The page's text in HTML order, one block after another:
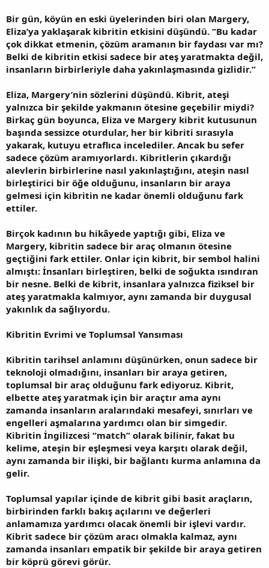
Bir gün, köyün en eski üyelerinden biri olan Margery,
Eliza’ya yaklaşarak kibritin etkisini düşündü. “Bu kadar
çok dikkat etmenin, çözüm aramanın bir faydası var mı?
Belki de kibritin etkisi sadece bir ateş yaratmakta değil,
insanların birbirleriyle daha yakınlaşmasında gizlidir.”
Eliza, Margery’nin sözlerini düşündü. Kibrit, ateşi
yalnızca bir şekilde yakmanın ötesine geçebilir miydi?
Birkaç gün boyunca, Eliza ve Margery kibrit kutusunun
başında sessizce oturdular, her bir kibriti sırasıyla
yakarak, kutuyu etraflıca incelediler. Ancak bu sefer
sadece çözüm aramıyorlardı. Kibritlerin çıkardığı
alevlerin birbirlerine nasıl yakınlaştığını, ateşin nasıl
birleştirici bir öğe olduğunu, insanların bir araya
gelmesi için kibritin ne kadar önemli olduğunu fark
ettiler.
Birçok kadının bu hikâyede yaptığı gibi, Eliza ve
Margery, kibritin sadece bir araç olmanın ötesine
geçtiğini fark ettiler. Onlar için kibrit, bir sembol halini
almıştı: İnsanları birleştiren, belki de soğukta ısındıran
bir nesne. Belki de kibrit, insanlara yalnızca fiziksel bir
ateş yaratmakla kalmıyor, aynı zamanda bir duygusal
yakınlık da sağlıyordu.
Kibritin Evrimi ve Toplumsal Yansıması
Kibritin tarihsel anlamını düşünürken, onun sadece bir
teknoloji olmadığını, insanları bir araya getiren,
toplumsal bir araç olduğunu fark ediyoruz. Kibrit,
elbette ateş yaratmak için bir araçtır ama aynı
zamanda insanların aralarındaki mesafeyi, sınırları ve
engelleri aşmalarına yardımcı olan bir simgedir.
Kibritin İngilizcesi “match” olarak bilinir, fakat bu
kelime, ateşin bir eşleşmesi veya karşıtı olarak değil,
aynı zamanda bir ilişki, bir bağlantı kurma anlamına da
gelir.
Toplumsal yapılar içinde de kibrit gibi basit araçların,
birbirinden farklı bakış açılarını ve değerleri
anlamamıza yardımcı olacak önemli bir işlevi vardır.
Kibrit sadece bir çözüm aracı olmakla kalmaz, aynı
zamanda insanları empatik bir şekilde bir araya getiren
bir köprü görevi görür.